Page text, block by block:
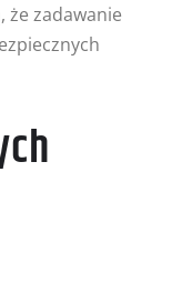
że zadawanie